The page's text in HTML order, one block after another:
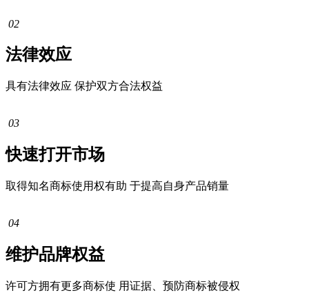
02
法律效应
具有法律效应 保护双方合法权益
03
快速打开市场
取得知名商标使用权有助 于提高自身产品销量
04
维护品牌权益
许可方拥有更多商标使 用证据、预防商标被侵权